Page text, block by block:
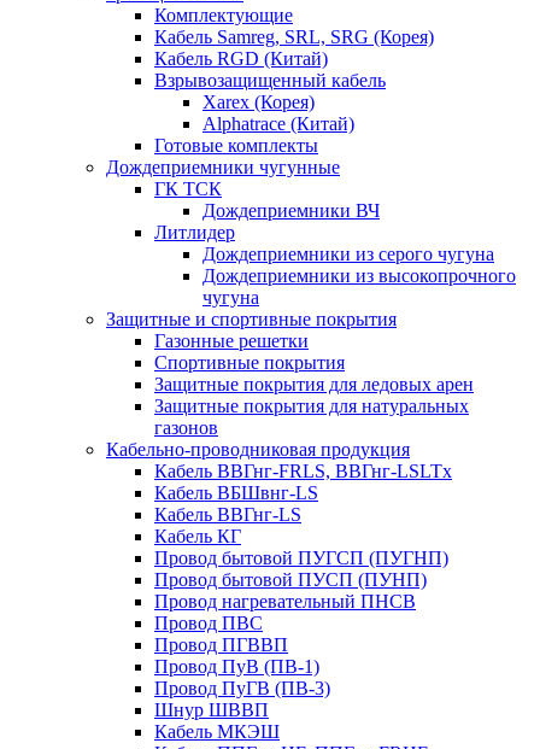
Комплектующие
Кабель Samreg, SRL, SRG (Корея)
Кабель RGD (Китай)
Взрывозащищенный кабель
Xarex (Корея)
Alphatrace (Китай)
Готовые комплекты
Дождеприемники чугунные
ГК ТСК
Дождеприемники ВЧ
Литлидер
Дождеприемники из серого чугуна
Дождеприемники из высокопрочного
чугуна
Защитные и спортивные покрытия
Газонные решетки
Спортивные покрытия
Защитные покрытия для ледовых арен
Защитные покрытия для натуральных
газонов
Кабельно-проводниковая продукция
Кабель ВВГнг-FRLS, ВВГнг-LSLTx
Кабель ВБШвнг-LS
Кабель ВВГнг-LS
Кабель КГ
Провод бытовой ПУГСП (ПУГНП)
Провод бытовой ПУСП (ПУНП)
Провод нагревательный ПНСВ
Провод ПВС
Провод ПГВВП
Провод ПуВ (ПВ-1)
Провод ПуГВ (ПВ-3)
Шнур ШВВП
Кабель МКЭШ